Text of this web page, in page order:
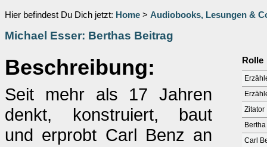
Hier befindest Du Dich jetzt: Home > Audiobooks, Lesungen &
Michael Esser: Berthas Beitrag
Beschreibung:
Seit mehr als 17 Jahren
denkt, konstruiert, baut
und erprobt Carl Benz an
Rolle
Zitator
Carl